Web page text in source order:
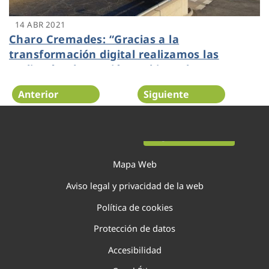
14 ABR 2021
Charo Cremades: “Gracias a la
transformación digital realizamos las
auditorías de gestión ambiental en remoto,
con videoconferencias y visitas virtuales a
instalaciones”
Anterior Siguiente
Mapa Web
Aviso legal y privacidad de la web
Política de cookies
Protección de datos
Accesibilidad